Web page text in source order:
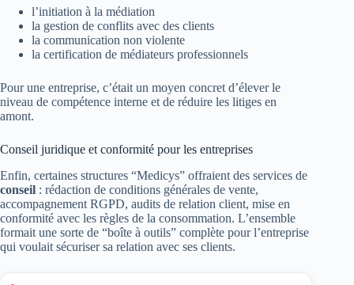
l’initiation à la médiation
la gestion de conflits avec des clients
la communication non violente
la certification de médiateurs professionnels
Pour une entreprise, c’était un moyen concret d’élever le
niveau de compétence interne et de réduire les litiges en
amont.
Conseil juridique et conformité pour les entreprises
Enfin, certaines structures “Medicys” offraient des services de
conseil : rédaction de conditions générales de vente,
accompagnement RGPD, audits de relation client, mise en
conformité avec les règles de la consommation. L’ensemble
formait une sorte de “boîte à outils” complète pour l’entreprise
qui voulait sécuriser sa relation avec ses clients.